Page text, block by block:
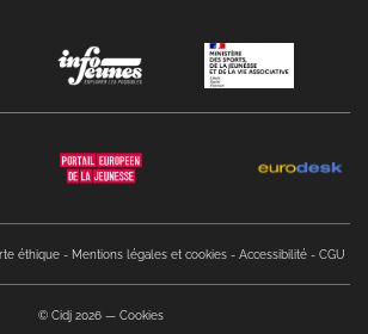
éthique Mentions légales et cookies Accessibilité CGU
© Cidj 2026 Cookies